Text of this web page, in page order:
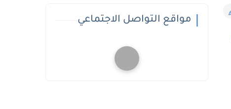
مواقع التواصل الاجتماعي